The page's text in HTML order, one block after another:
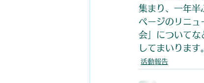
集まり、一年半
ページのリニュ
会」についてな
してまいります
活動報告